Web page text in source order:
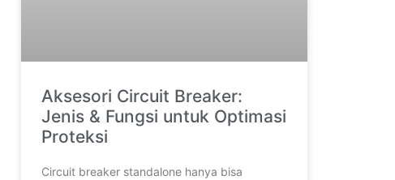
Aksesori Circuit Breaker:
Jenis & Fungsi untuk Optimasi
Proteksi
Circuit breaker standalone hanya bisa